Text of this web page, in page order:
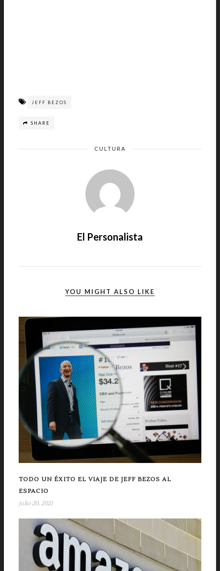
JEFF BEZOS
SHARE
CULTURA
El Personalista
YOU MIGHT ALSO LIKE
TODO UN ÉXITO EL VIAJE DE JEFF BEZOS AL
ESPACIO
julio 20, 2021